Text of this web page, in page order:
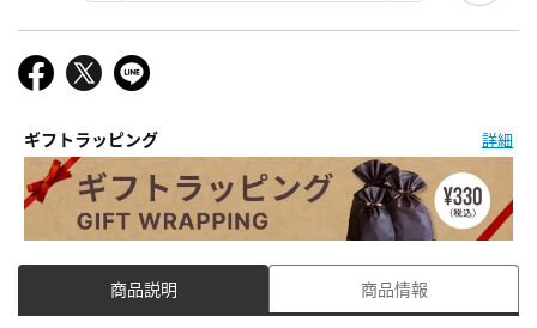
ギフトラッピング 詳細
商品説明 商品情報